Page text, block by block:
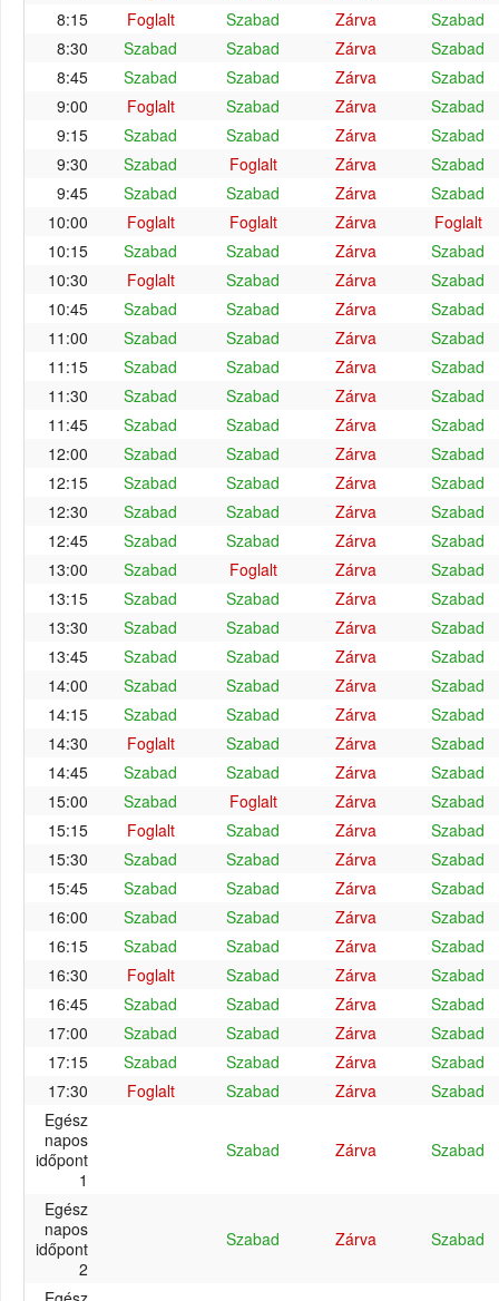
8:15
Foglalt Szabad Zárva
Szabad
8:30
Szabad Szabad Zárva
Szabad
8:45
Szabad Szabad Zárva
Szabad
9:00
Foglalt Szabad Zárva
Szabad
9:15
Szabad Szabad Zárva
Szabad
9:30
Szabad Foglalt Zárva
Szabad
9:45
Szabad Szabad Zárva
Szabad
10:00
Foglalt Foglalt Zárva
Foglalt
10:15
Szabad Szabad Zárva
Szabad
10:30
Foglalt Szabad Zárva
Szabad
10:45
Szabad Szabad Zárva
Szabad
11:00
Szabad Szabad Zárva
Szabad
11:15
Szabad Szabad Zárva
Szabad
11:30
Szabad Szabad Zárva
Szabad
11:45
Szabad Szabad Zárva
Szabad
12:00
Szabad Szabad Zárva
Szabad
12:15
Szabad Szabad Zárva
Szabad
12:30
Szabad Szabad Zárva
Szabad
12:45
Szabad Szabad Zárva
Szabad
13:00
Szabad Foglalt Zárva
Szabad
13:15
Szabad Szabad Zárva
Szabad
13:30
Szabad Szabad Zárva
Szabad
13:45
Szabad Szabad Zárva
Szabad
14:00
Szabad Szabad Zárva
Szabad
14:15
Szabad Szabad Zárva
Szabad
14:30
Foglalt Szabad Zárva
Szabad
14:45
Szabad Szabad Zárva
Szabad
15:00
Szabad Foglalt Zárva
Szabad
15:15
Foglalt Szabad Zárva
Szabad
15:30
Szabad Szabad Zárva
Szabad
15:45
Szabad Szabad Zárva
Szabad
16:00
Szabad Szabad Zárva
Szabad
16:15
Szabad Szabad Zárva
Szabad
16:30
Foglalt Szabad Zárva
Szabad
16:45
Szabad Szabad Zárva
Szabad
17:00
Szabad Szabad Zárva
Szabad
17:15
Szabad Szabad Zárva
Szabad
17:30
Foglalt Szabad Zárva
Szabad
Egész
napos
időpont
1
Szabad Zárva Szabad
Egész
napos
időpont
2
Szabad Zárva Szabad